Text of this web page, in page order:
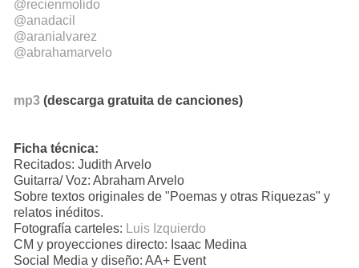
@recienmolido
@anadacil
@aranialvarez
@abrahamarvelo
mp3 (descarga gratuita de canciones)
Ficha técnica:
Recitados: Judith Arvelo
Guitarra/ Voz: Abraham Arvelo
Sobre textos originales de "Poemas y otras Riquezas" y
relatos inéditos.
Fotografía carteles:
Luis Izquierdo
CM y proyecciones directo: Isaac Medina
Social Media y diseño: AA+ Event